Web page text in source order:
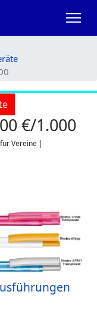
€/1.000
Vereine |